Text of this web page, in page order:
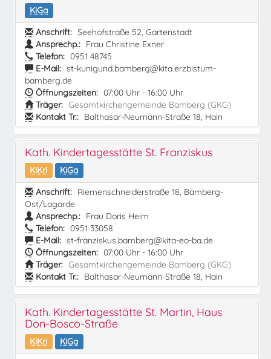
KiGa
Anschrift: Seehofstraße 52, Gartenstadt
Ansprechp.: Frau Christine Exner
Telefon: 0951 48745
E-Mail: st-kunigund.bamberg@kita.erzbistum-
bamberg.de
Öffnungszeiten: 07:00 Uhr - 16:00 Uhr
Träger: Gesamtkirchengemeinde Bamberg (GKG)
Kontakt Tr.: Balthasar-Neumann-Straße 18, Hain
Kath. Kindertagesstätte St. Franziskus
KiKri
KiGa
Anschrift: Riemenschneiderstraße 18, Bamberg-
Ost/Lagarde
Ansprechp.: Frau Doris Heim
Telefon: 0951 33058
E-Mail: st-franziskus.bamberg@kita-eo-ba.de
Öffnungszeiten: 07:00 Uhr - 16:00 Uhr
Träger: Gesamtkirchengemeinde Bamberg (GKG)
Kontakt Tr.: Balthasar-Neumann-Straße 18, Hain
Kath. Kindertagesstätte St. Martin, Haus
Don-Bosco-Straße
KiKri
KiGa